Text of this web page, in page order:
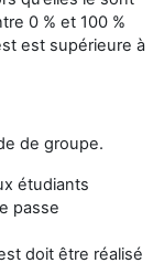
0 % et 100 %
est supérieure à
de groupe.
étudiants
passe
doit être réalisé